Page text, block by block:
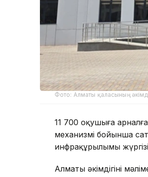
Фото: Алматы қаласының
11 700 оқушыға
механизмі бойынша
инфрақұрылымы
Алматы әкімдігінің